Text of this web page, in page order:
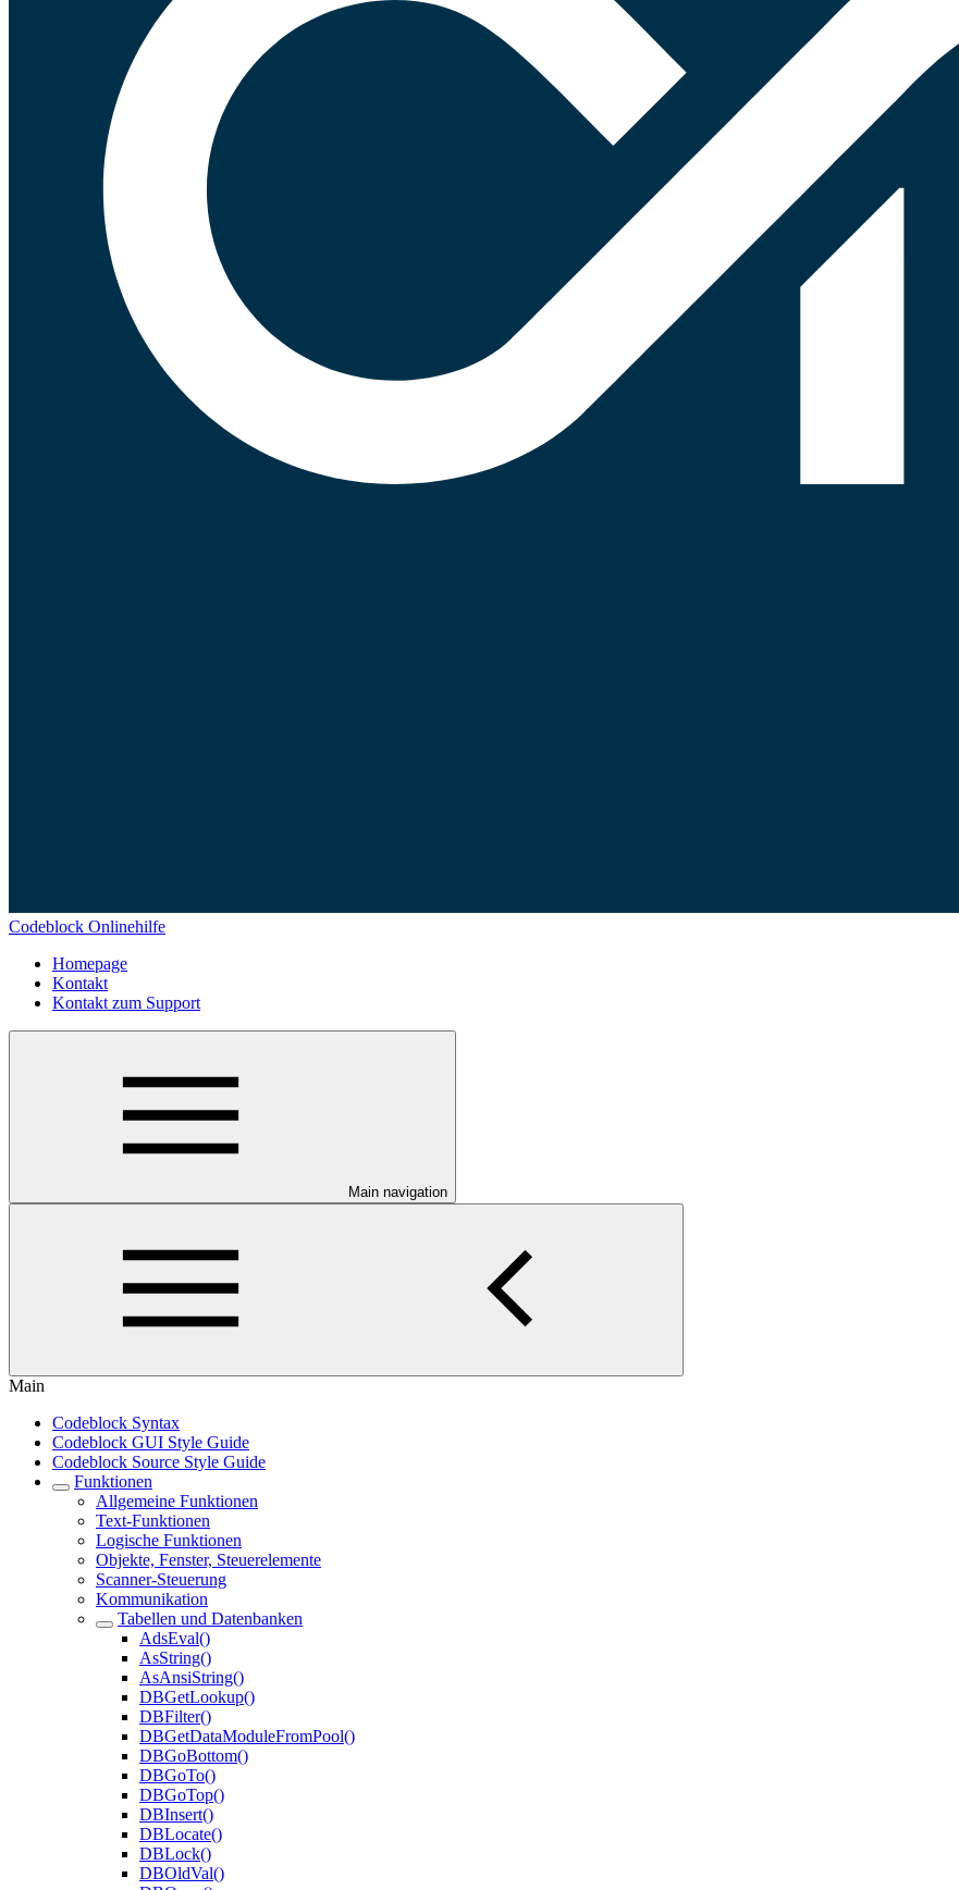
Codeblock Onlinehilfe
Homepage
Kontakt
Kontakt zum Support
Main navigation
Main
Codeblock Syntax
Codeblock GUI Style Guide
Codeblock Source Style Guide
Funktionen
Allgemeine Funktionen
Text-Funktionen
Logische Funktionen
Objekte, Fenster, Steuerelemente
Scanner-Steuerung
Kommunikation
Tabellen und Datenbanken
AdsEval()
AsString()
AsAnsiString()
DBGetLookup()
DBFilter()
DBGetDataModuleFromPool()
DBGoBottom()
DBGoTo()
DBGoTop()
DBInsert()
DBLocate()
DBLock()
DBOldVal()